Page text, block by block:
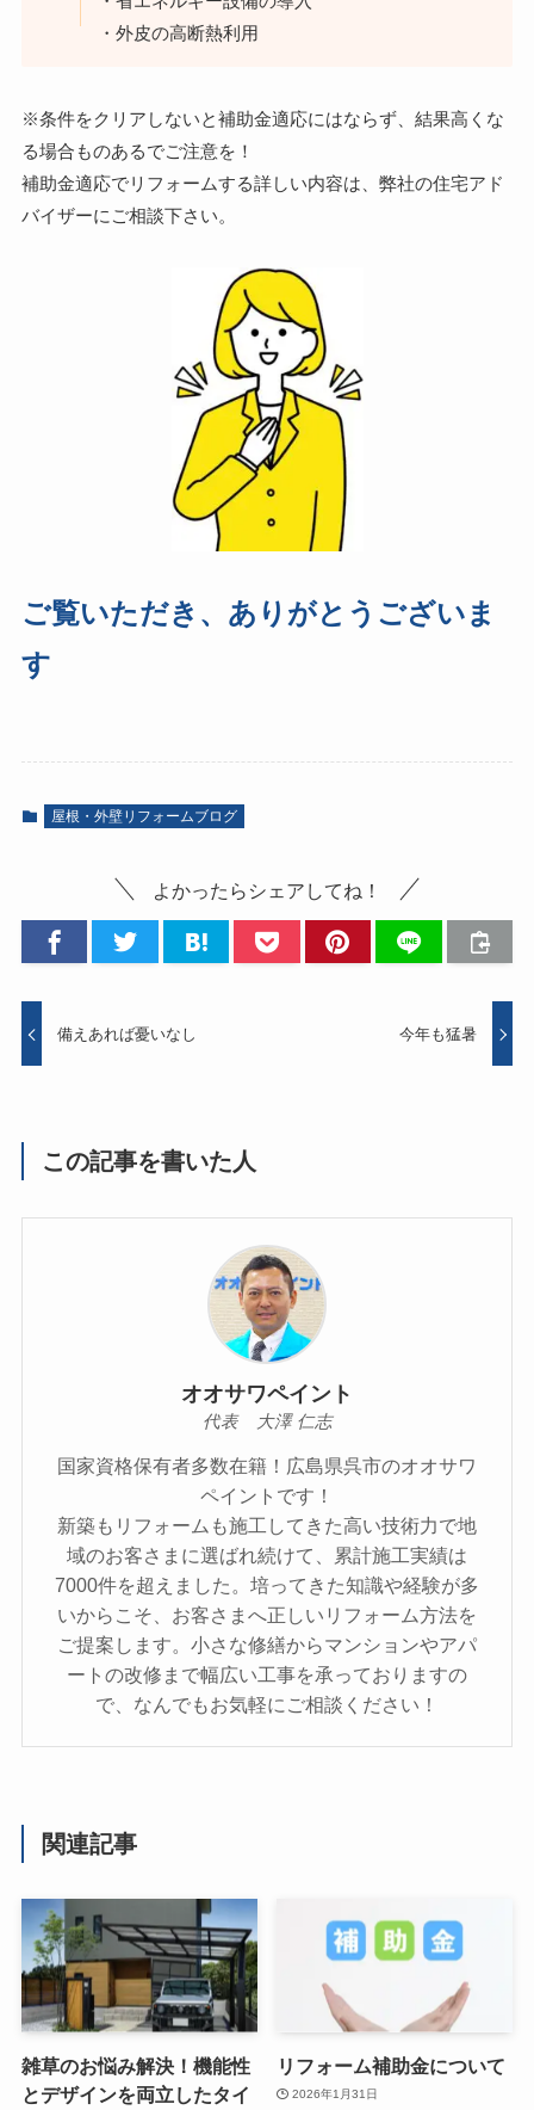
・外皮の高断熱利用
※条件をクリアしないと補助金適応にはならず、結果高くな
る場合ものあるでご注意を！
補助金適応でリフォームする詳しい内容は、弊社の住宅アド
バイザーにご相談下さい。
ご覧いただき、ありがとうございま
す
屋根・外壁リフォームブログ
よかったらシェアしてね！
備えあれば憂いなし 今年も猛暑
この記事を書いた人
オオサワペイント
代表 大澤 仁志
国家資格保有者多数在籍！広島県呉市のオオサワ
ペイントです！
新築もリフォームも施工してきた高い技術力で地
域のお客さまに選ばれ続けて、累計施工実績は
7000件を超えました。培ってきた知識や経験が多
いからこそ、お客さまへ正しいリフォーム方法を
ご提案します。小さな修繕からマンションやアパ
ートの改修まで幅広い工事を承っておりますの
で、なんでもお気軽にご相談ください！
関連記事
雑草のお悩み解決！機能性
とデザインを両立したタイ
リフォーム補助金について
2026年1月31日